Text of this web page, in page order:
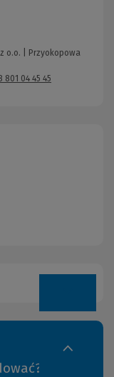
o.o. | Przyokopowa
801 04 45 45